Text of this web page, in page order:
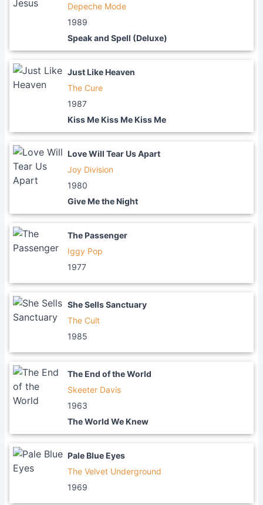
Depeche Mode
1989
Speak and Spell (Deluxe)
Just Like Heaven
The Cure
1987
Kiss Me Kiss Me Kiss Me
Love Will Tear Us Apart
Joy Division
1980
Give Me the Night
The Passenger
Iggy Pop
1977
She Sells Sanctuary
The Cult
1985
The End of the World
Skeeter Davis
1963
The World We Knew
Pale Blue Eyes
The Velvet Underground
1969